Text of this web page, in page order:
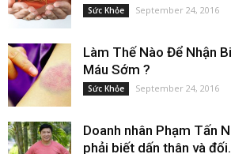
Sức Khỏe September 24, 2016
Làm Thế Nào Để Nhận
Máu Sớm ?
Sức Khỏe September 24, 2016
Doanh nhân Phạm Tấn
phải biết dấn thân và